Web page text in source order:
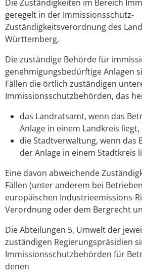
Die Zuständigkeiten im Bereich
geregelt in der Immissionsschutz-
Zuständigkeitsverordnung des
Württemberg.
Die zuständige Behörde für
genehmigungsbedürftige Anlagen
Fällen die örtlich zuständigen
Immissionsschutzbehörden, das
das Landratsamt, wenn das
Anlage in einem Landkreis liegt,
die Stadtverwaltung, wenn das
der Anlage in einem Stadtkreis
Eine davon abweichende
Fällen (unter anderem bei
europäischen Industrieemissions-
Verordnung oder dem Bergrecht
Die Abteilungen 5, Umwelt der
zuständigen Regierungspräsidien
Immissionsschutzbehörden für
denen